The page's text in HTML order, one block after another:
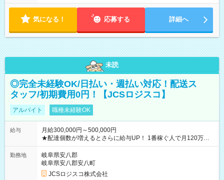
気になる！ 応募する 詳細へ
未読
◎完全未経験OK/日払い・週払い対応！配送ス
タッフ/初期費用0円！【JCSロジスコ】
アルバイト 職種未経験OK
給与
月給300,000円～500,000円
★配達個数が増えるとさらに給与UP！ 1番稼ぐ人で月120万ほ
ど！ ・主要都市エリア 月収55万円／週5日稼働 月収65万~112
万円／週6日稼働 ・地方郊外エリア 月収40万円／週5日稼働 月
収40万円~50万円／週6日稼働 ＜モデルイメージ＞ ■月収50万
円 (27歳男性/江東区在住)※元建築関係 1日150個配達×25日勤務
(日休み) ■月収80万円(43歳男性/墨田区在住)※元営業 1日200個
勤務地
岐阜県安八郡
岐阜県安八郡安八町
JCSロジスコ株式会社